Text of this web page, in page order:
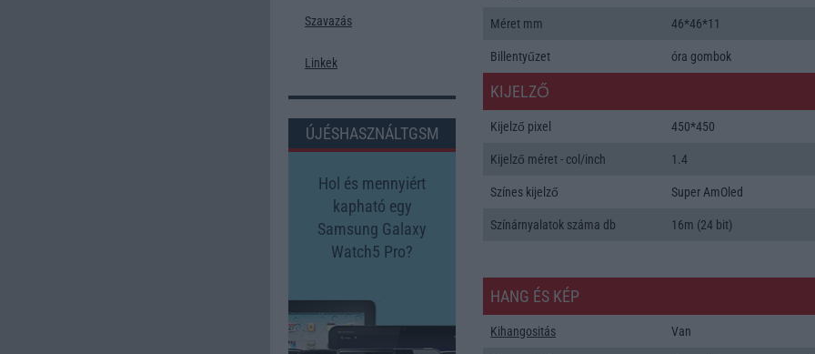
Szavazás
Linkek
ÚJÉSHASZNÁLTGSM
Hol és mennyiért
kapható egy
Samsung Galaxy
Watch5 Pro?
Méret mm 46*46*11
Billentyűzet óra gombok
KIJELZŐ
Kijelző pixel 450*450
Kijelző méret - col/inch 1.4
Színes kijelző Super AmOled
Színárnyalatok száma db 16m (24 bit)
HANG ÉS KÉP
Kihangositás Van